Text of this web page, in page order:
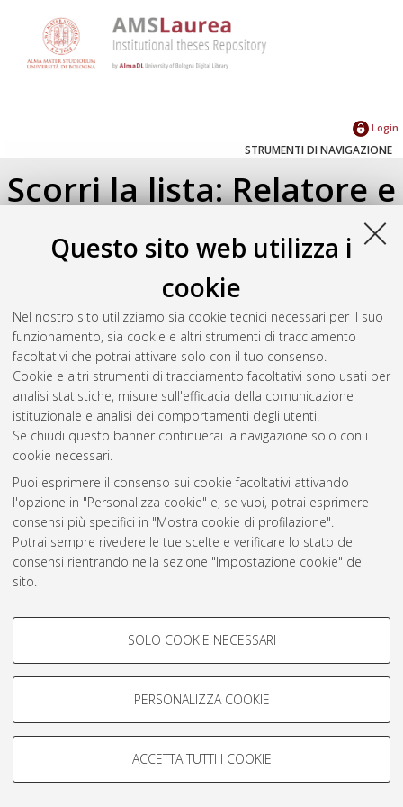
Questo sito web utilizza i
cookie
Nel nostro sito utilizziamo sia cookie tecnici necessari per il suo
funzionamento, sia cookie e altri strumenti di tracciamento
facoltativi che potrai attivare solo con il tuo consenso.
Cookie e altri strumenti di tracciamento facoltativi sono usati per
analisi statistiche, misure sull'efficacia della comunicazione
istituzionale e analisi dei comportamenti degli utenti.
Se chiudi questo banner continuerai la navigazione solo con i
cookie necessari.
Puoi esprimere il consenso sui cookie facoltativi attivando
l'opzione in "Personalizza cookie" e, se vuoi, potrai esprimere
consensi più specifici in "Mostra cookie di profilazione".
Potrai sempre rivedere le tue scelte e verificare lo stato dei
consensi rientrando nella sezione "Impostazione cookie" del
sito.
COOKIE DI PROFILAZIONE -
Si tratta di cookie utilizzati per analizzare le caratteristiche della
navigazione degli utenti, creare profili in base al loro comportamento
Mostra cookie di profilazione
COOKIE TECNICI - NECESSARI
SOLO COOKIE NECESSARI
PERSONALIZZA COOKIE
ACCETTA TUTTI I COOKIE
Login
STRUMENTI DI NAVIGAZIONE
Scorri la lista: Relatore e
Correlatore
Seleziona un valore dall'elenco sottostante.
2016(1)
Atom
Rss 1.0
Rss 2.0
AMS Laurea
Servizio implementato e gestito da AlmaDL
Impostazioni Cookie
© ALMA MATER STUDIORUM - Università di Bologna, 2007-2026.